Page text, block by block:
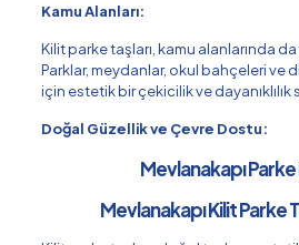
Kamu Alanları:
Kilit parke taşları, kamu alanlarında da
Parklar, meydanlar, okul bahçeleri ve
için estetik bir çekicilik ve dayanıklılık
Doğal Güzellik ve Çevre Dostu:
Mevlanakapı Parke
Mevlanakapı Kilit Parke